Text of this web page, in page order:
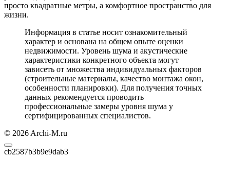
просто квадратные метры, а комфортное пространство для
жизни.
Информация в статье носит ознакомительный
характер и основана на общем опыте оценки
недвижимости. Уровень шума и акустические
характеристики конкретного объекта могут
зависеть от множества индивидуальных факторов
(строительные материалы, качество монтажа окон,
особенности планировки). Для получения точных
данных рекомендуется проводить
профессиональные замеры уровня шума у
сертифицированных специалистов.
© 2026 Archi-M.ru
cb2587b3b9e9dab3